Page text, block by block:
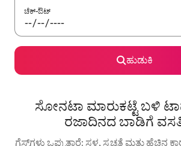
ಚೆಕ್-ಔಟ್
ಹುಡುಕಿ
ಸೋನಟಾ ಮಾರುಕಟ್ಟೆ ಬಳಿ
ರಜಾದಿನದ ಬಾಡಿಗೆ
ಗೆಸ್ಟ್‌ಗಳು ಒಪ್ಪುತ್ತಾರೆ: ಸ್ಥಳ, ಸ್ವಚ್ಛತೆ ಮತ್ತು ಹೆಚ್ಚಿನ